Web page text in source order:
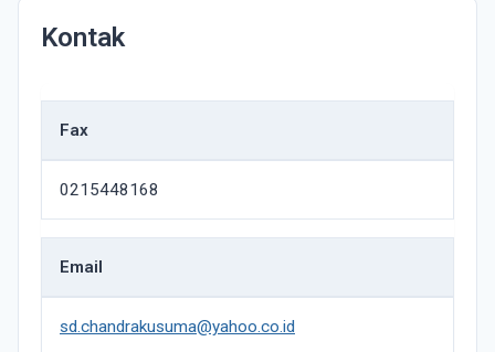
Kontak
Fax
0215448168
Email
sd.chandrakusuma@yahoo.co.id